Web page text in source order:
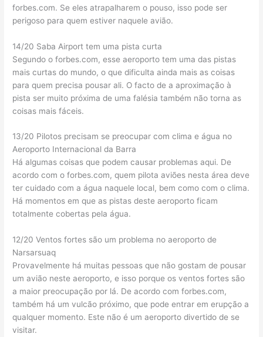
forbes.com. Se eles atrapalharem o pouso, isso pode ser
perigoso para quem estiver naquele avião.
14/20 Saba Airport tem uma pista curta
Segundo o forbes.com, esse aeroporto tem uma das pistas
mais curtas do mundo, o que dificulta ainda mais as coisas
para quem precisa pousar ali. O facto de a aproximação à
pista ser muito próxima de uma falésia também não torna as
coisas mais fáceis.
13/20 Pilotos precisam se preocupar com clima e água no
Aeroporto Internacional da Barra
Há algumas coisas que podem causar problemas aqui. De
acordo com o forbes.com, quem pilota aviões nesta área deve
ter cuidado com a água naquele local, bem como com o clima.
Há momentos em que as pistas deste aeroporto ficam
totalmente cobertas pela água.
12/20 Ventos fortes são um problema no aeroporto de
Narsarsuaq
Provavelmente há muitas pessoas que não gostam de pousar
um avião neste aeroporto, e isso porque os ventos fortes são
a maior preocupação por lá. De acordo com forbes.com,
também há um vulcão próximo, que pode entrar em erupção a
qualquer momento. Este não é um aeroporto divertido de se
visitar.